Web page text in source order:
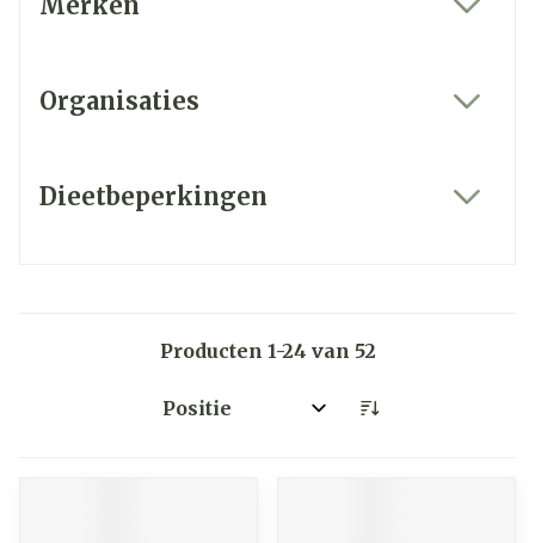
Organisaties
Dieetbeperkingen
Producten 1-24 van 52
Sorteer op: